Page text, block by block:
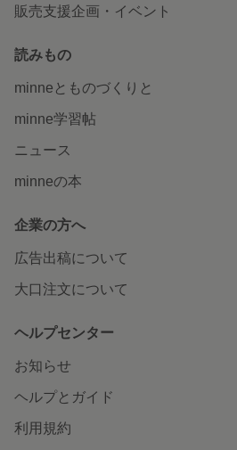
販売支援企画・イベント
読みもの
minneとものづくりと
minne学習帖
ニュース
minneの本
企業の方へ
広告出稿について
大口注文について
ヘルプセンター
お知らせ
ヘルプとガイド
利用規約